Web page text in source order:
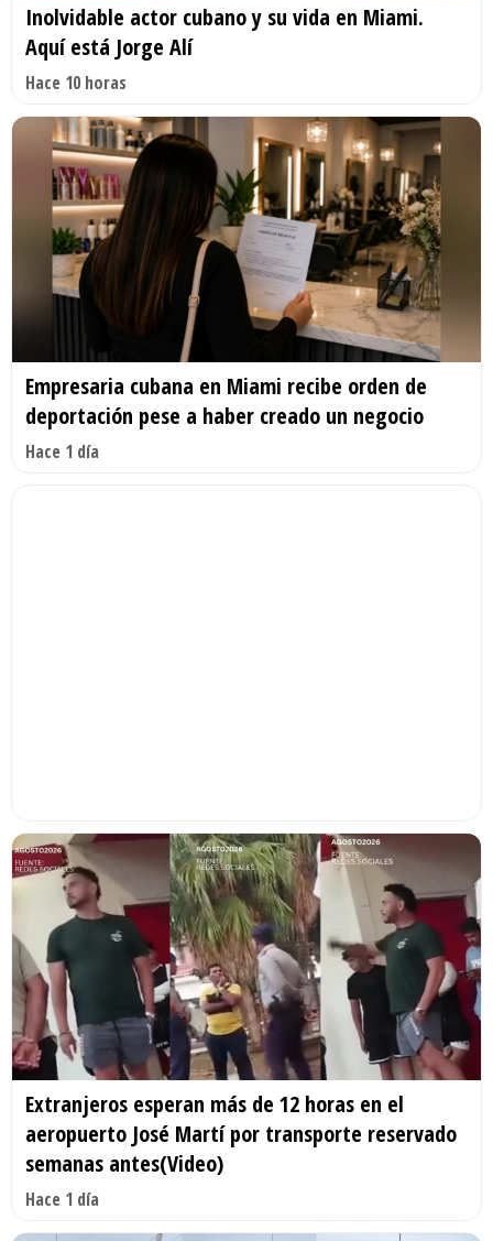
Inolvidable actor cubano y su vida en Miami.
Aquí está Jorge Alí
Hace 10 horas
Empresaria cubana en Miami recibe orden de
deportación pese a haber creado un negocio
Hace 1 día
Extranjeros esperan más de 12 horas en el
aeropuerto José Martí por transporte reservado
semanas antes(Video)
Hace 1 día